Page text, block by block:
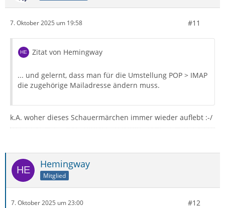
7. Oktober 2025 um 19:58 #11
Zitat von Hemingway
... und gelernt, dass man für die Umstellung POP > IMAP
die zugehörige Mailadresse ändern muss.
k.A. woher dieses Schauermärchen immer wieder auflebt :-/
Hemingway
Mitglied
7. Oktober 2025 um 23:00 #12